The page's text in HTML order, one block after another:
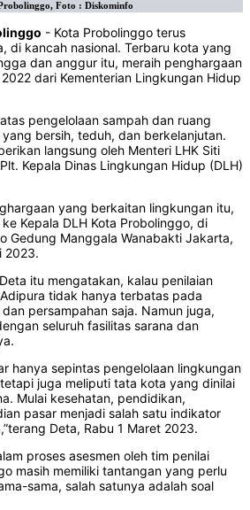
Foto : Diskominfo
- Kota Probolinggo terus
di kancah nasional. Terbaru kota yang
dan anggur itu, meraih penghargaan
dari Kementerian Lingkungan Hidup
pengelolaan sampah dan ruang
bersih, teduh, dan berkelanjutan.
langsung oleh Menteri LHK Siti
Kepala Dinas Lingkungan Hidup (DLH)
yang berkaitan lingkungan itu,
Kepala DLH Kota Probolinggo, di
Gedung Manggala Wanabakti Jakarta,
2023.
itu mengatakan, kalau penilaian
tidak hanya terbatas pada
persampahan saja. Namun juga,
seluruh fasilitas sarana dan
hanya sepintas pengelolaan lingkungan
juga meliputi tata kota yang dinilai
Mulai kesehatan, pendidikan,
pasar menjadi salah satu indikator
Deta, Rabu 1 Maret 2023.
proses asesmen oleh tim penilai
masih memiliki tantangan yang perlu
sama, salah satunya adalah soal